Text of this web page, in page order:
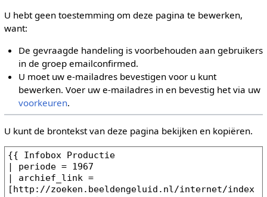
U hebt geen toestemming om deze pagina te bewerken,
want:
De gevraagde handeling is voorbehouden aan gebruikers
in de groep emailconfirmed.
U moet uw e-mailadres bevestigen voor u kunt
bewerken. Voer uw e-mailadres in en bevestig het via uw
voorkeuren.
U kunt de brontekst van deze pagina bekijken en kopiëren.